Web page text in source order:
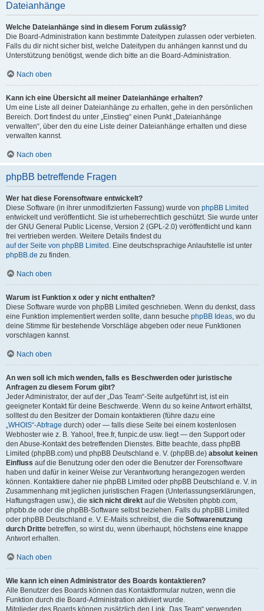
Dateianhänge
Welche Dateianhänge sind in diesem Forum zulässig?
Die Board-Administration kann bestimmte Dateitypen zulassen oder verbieten.
Falls du dir nicht sicher bist, welche Dateitypen du anhängen kannst und du
Unterstützung benötigst, wende dich bitte an die Board-Administration.
Nach oben
Kann ich eine Übersicht all meiner Dateianhänge erhalten?
Um eine Liste all deiner Dateianhänge zu erhalten, gehe in den persönlichen
Bereich. Dort findest du unter „Einstieg“ einen Punkt „Dateianhänge
verwalten“, über den du eine Liste deiner Dateianhänge erhalten und diese
verwalten kannst.
Nach oben
phpBB betreffende Fragen
Wer hat diese Forensoftware entwickelt?
Diese Software (in ihrer unmodifizierten Fassung) wurde von phpBB Limited
entwickelt und veröffentlicht. Sie ist urheberrechtlich geschützt. Sie wurde unter
der GNU General Public License, Version 2 (GPL-2.0) veröffentlicht und kann
frei vertrieben werden. Weitere Details findest du
auf der Seite von phpBB Limited . Eine deutschsprachige Anlaufstelle ist unter
phpBB.de zu finden.
Nach oben
Warum ist Funktion x oder y nicht enthalten?
Diese Software wurde von phpBB Limited geschrieben. Wenn du denkst, dass
eine Funktion implementiert werden sollte, dann besuche phpBB Ideas, wo du
deine Stimme für bestehende Vorschläge abgeben oder neue Funktionen
vorschlagen kannst.
Nach oben
An wen soll ich mich wenden, falls es Beschwerden oder juristische
Anfragen zu diesem Forum gibt?
Jeder Administrator, der auf der „Das Team“-Seite aufgeführt ist, ist ein
geeigneter Kontakt für deine Beschwerde. Wenn du so keine Antwort erhältst,
solltest du den Besitzer der Domain kontaktieren (führe dazu eine
„WHOIS“-Abfrage durch) oder — falls diese Seite bei einem kostenlosen
Webhoster wie z. B. Yahoo!, free.fr, funpic.de usw. liegt — den Support oder
den Abuse-Kontakt des betreffenden Dienstes. Bitte beachte, dass phpBB
Limited (phpBB.com) und phpBB Deutschland e. V. (phpBB.de) absolut keinen
Einfluss auf die Benutzung oder den oder die Benutzer der Forensoftware
haben und dafür in keiner Weise zur Verantwortung herangezogen werden
können. Kontaktiere daher nie phpBB Limited oder phpBB Deutschland e. V. in
Zusammenhang mit jeglichen juristischen Fragen (Unterlassungserklärungen,
Haftungsfragen usw.), die sich nicht direkt auf die Websiten phpbb.com,
phpbb.de oder die phpBB-Software selbst beziehen. Falls du phpBB Limited
oder phpBB Deutschland e. V. E-Mails schreibst, die die Softwarenutzung
durch Dritte betreffen, so wirst du, wenn überhaupt, höchstens eine knappe
Antwort erhalten.
Nach oben
Wie kann ich einen Administrator des Boards kontaktieren?
Alle Benutzer des Boards können das Kontaktformular nutzen, wenn die
Funktion durch die Board-Administration aktiviert wurde.
Mitglieder des Boards können zusätzlich den Link „Das Team“ verwenden.